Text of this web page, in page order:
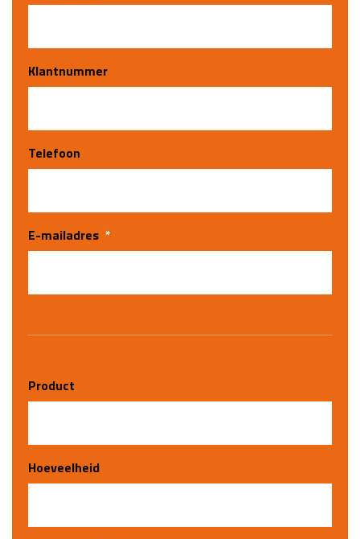
Klantnummer
Telefoon
E-mailadres *
Product
Hoeveelheid